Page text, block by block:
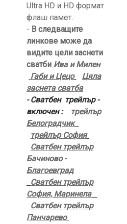
Ultra HD и HD формат
флаш памет.
- В следващите
линкове може да
видите цели заснети
сватби Ива и Милен
Габи и Цецо
Цяла
заснета сватба
- Сватбен трейлър -
включен : трейлър
Белоградчик
трейлър София
Сватбен трейлър
Бачиново -
Благоевград
Сватбентрейлър
София, Маринела
Сватбен трейлър
Панчарево